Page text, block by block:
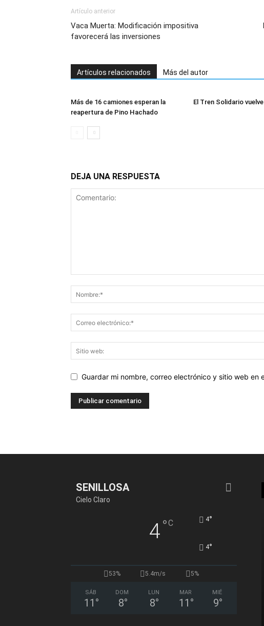
Artículo anterior
Vaca Muerta: Modificación impositiva
favorecerá las inversiones
Artículos relacionados Más del autor
Más de 16 camiones esperan la
reapertura de Pino Hachado
El Tren Solidario
DEJA UNA RESPUESTA
Guardar mi nombre, correo electrónico y sitio web
SENILLOSA
Cielo Claro
4°C 4°
4°
53% 5.4m/s 5%
SÁB
11 °
DOM
8°
LUN
8°
MAR
11 °
MIÉ
9°